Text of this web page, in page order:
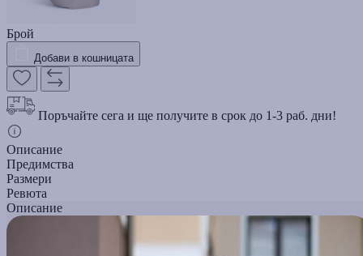
Брой
Добави в кошницата
Поръчайте сега и ще получите в срок до 1-3 раб. дни!
Описание
Предимства
Размери
Ревюта
Описание